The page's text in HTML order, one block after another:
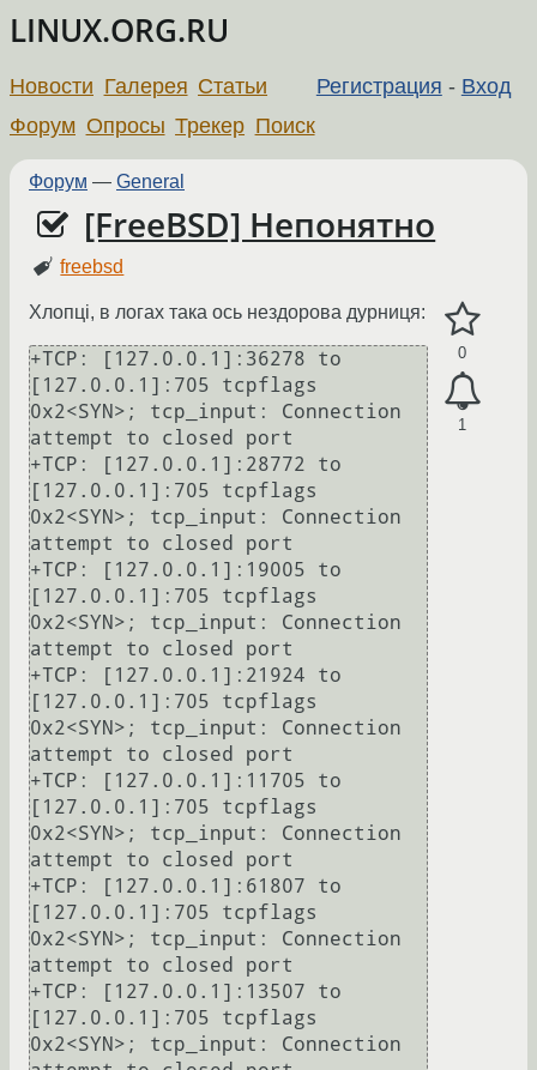
LINUX.ORG.RU
Регистрация - Вход
Новости Галерея Статьи
Форум Опросы Трекер Поиск
Форум — General
[FreeBSD] Непонятно
freebsd
0
1
Хлопці, в логах така ось нездорова дурниця:
+TCP: [127.0.0.1]:36278 to
[127.0.0.1]:705 tcpflags
0x2<SYN>; tcp_input: Connection
attempt to closed port
+TCP: [127.0.0.1]:28772 to
[127.0.0.1]:705 tcpflags
0x2<SYN>; tcp_input: Connection
attempt to closed port
+TCP: [127.0.0.1]:19005 to
[127.0.0.1]:705 tcpflags
0x2<SYN>; tcp_input: Connection
attempt to closed port
+TCP: [127.0.0.1]:21924 to
[127.0.0.1]:705 tcpflags
0x2<SYN>; tcp_input: Connection
attempt to closed port
+TCP: [127.0.0.1]:11705 to
[127.0.0.1]:705 tcpflags
0x2<SYN>; tcp_input: Connection
attempt to closed port
+TCP: [127.0.0.1]:61807 to
[127.0.0.1]:705 tcpflags
0x2<SYN>; tcp_input: Connection
attempt to closed port
+TCP: [127.0.0.1]:13507 to
[127.0.0.1]:705 tcpflags
0x2<SYN>; tcp_input: Connection